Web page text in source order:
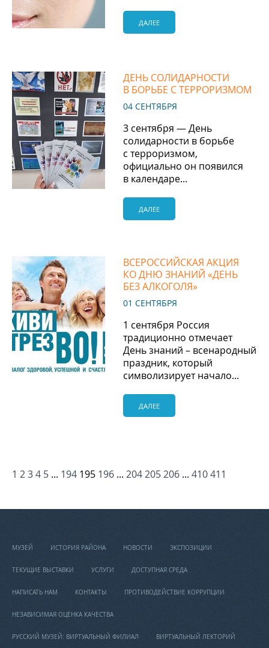
ДАЛЕЕ
ДЕНЬ СОЛИДАРНОСТИ
В БОРЬБЕ С ТЕРРОРИЗМОМ
04 СЕНТЯБРЯ
3 сентября — День
солидарности в борьбе
с терроризмом,
официально он появился
в календаре...
ДАЛЕЕ
ВСЕРОССИЙСКАЯ АКЦИЯ
КО ДНЮ ЗНАНИЙ «ДЕНЬ
БЕЗ АЛКОГОЛЯ»
01 СЕНТЯБРЯ
1 сентября Россия
традиционно отмечает
День знаний – всенародный
праздник, который
символизирует начало...
ДАЛЕЕ
1 234 5 ... 194 195 196 ... 204205206 ... 410411
МУЗЕЙ ИСТОРИЯ РАЙОНА НОВОСТИ ЭКСПОЗИЦИИ
ТЕКУЩИЕ ВЫСТАВКИ УСЛУГИ ДОСТУПНАЯ СРЕДА
НАПИСАТЬ НАМ КОНТАКТЫ ПРОТИВОДЕЙСТВИЕ КОРРУПЦИИ
НЕЗАВИСИМАЯ ОЦЕНКА КАЧЕСТВА
РУССКИЙ МУЗЕЙ: ВИРТУАЛЬНЫЙ ФИЛИАЛ ВИРТУАЛЬНЫЙ ЛЕКТОРИЙ